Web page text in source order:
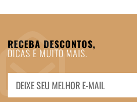
RECEBA DESCONTOS,
DICAS E MUITO MAIS.